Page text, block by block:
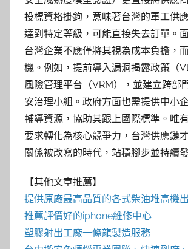
投標資格掛鉤，意味著台灣的軍工供
達到特定等級，可能直接失去訂單。
台灣企業不應僅將其視為成本負擔，
機。例如，提前導入漏洞揭露政策（
風險管理平台（VRM），並建立跨部
安治理小組。政府方面也需提供中小
輔導資源，協助其跟上國際標準。唯
要求轉化為核心競爭力，台灣供應鏈
關係被改寫的時代，站穩腳步並持續
【其他文章推薦】
提供原廠最高品質的各式柴油堆高機
推薦評價好的iphone維修中心
塑膠射出工廠一條龍製造服務